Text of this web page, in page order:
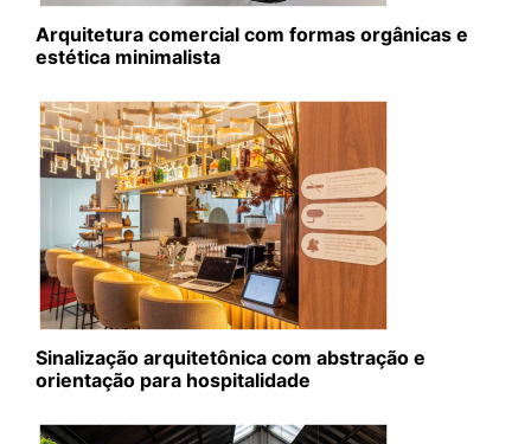
Arquitetura comercial com formas orgânicas e
estética minimalista
Sinalização arquitetônica com abstração e
orientação para hospitalidade